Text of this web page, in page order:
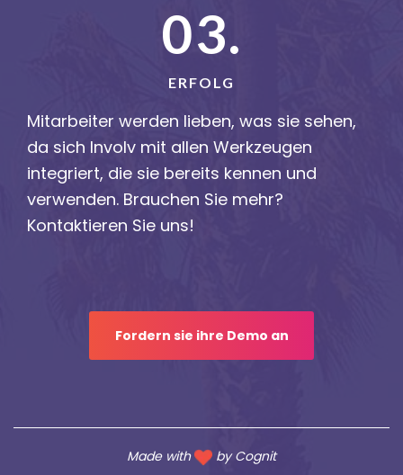
03.
ERFOLG
Mitarbeiter werden lieben, was sie sehen,
da sich Involv mit allen Werkzeugen
integriert, die sie bereits kennen und
verwenden. Brauchen Sie mehr?
Kontaktieren Sie uns!
Fordern sie ihre Demo an
Made with byCognit